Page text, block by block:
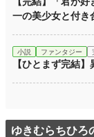
一の美少女と付き
小説 ファンタジー
【ひとまず完結
ゆきむらちひろ